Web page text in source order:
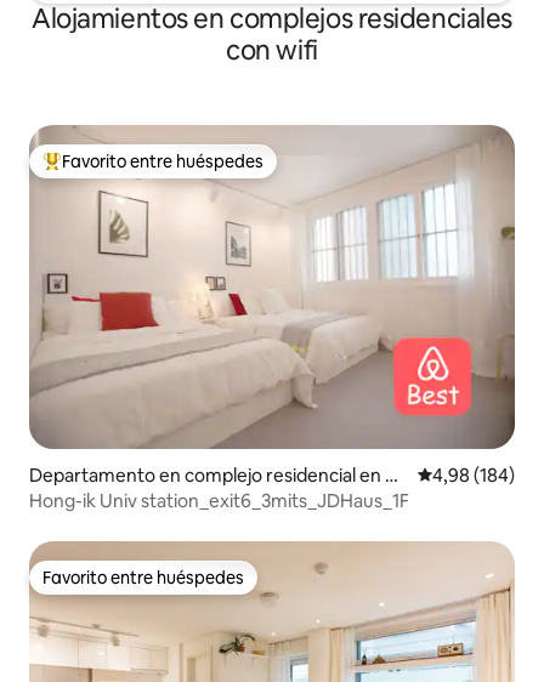
Alojamientos en complejos residenciales
con wifi
Favorito entre los huéspedes más destacados
Favorito entre huéspedes
Departamento en complejo residencial en D
onggyo-dong, Mapo-gu
Calificación
4,98 (184)
Hong-ik Univ station_exit6_3mits_JDHaus_1F
Favorito entre huéspedes
Favorito entre huéspedes